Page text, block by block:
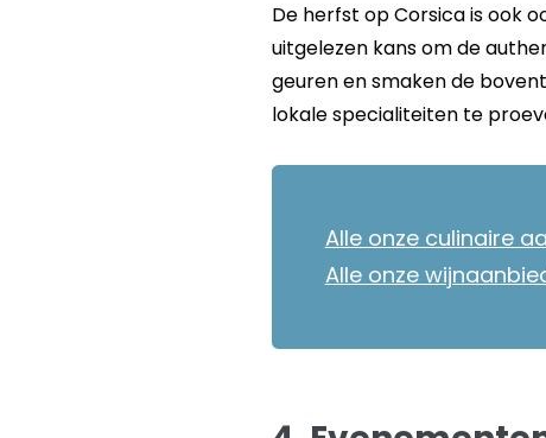
De herfst op Corsica is ook
uitgelezen kans om de
geuren en smaken de
lokale specialiteiten te
Alle onze culinaire
Alle onze